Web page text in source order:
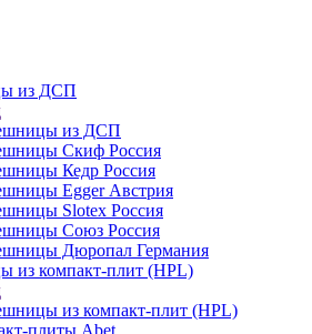
из ДСП
из ДСП
Скиф Россия
Кедр Россия
Egger Австрия
Slotex Россия
Союз Россия
Дюропал Германия
из компакт-плит (HPL)
из компакт-плит (HPL)
плиты Abet